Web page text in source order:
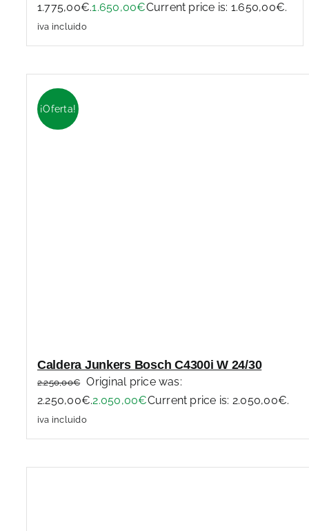
1.775,00€.1.650,00€Current price is: 1.650,00€.
iva incluido
¡Oferta!
Caldera Junkers Bosch C4300i W 24/30
2.250,00€
Original price was:
2.250,00€.2.050,00€Current price is: 2.050,00€.
iva incluido